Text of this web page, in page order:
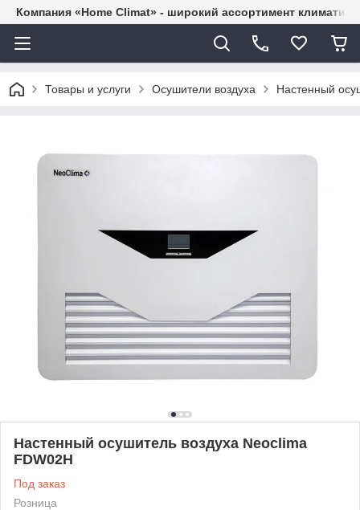
Компания «Home Climat» - широкий ассортимент
Товары и услуги Осушители воздуха Настенный
Настенный осушитель воздуха Neoclima
FDW02H
Под заказ
Розница